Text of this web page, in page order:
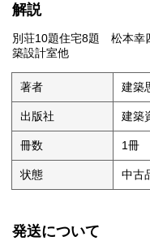
解説
別荘10題住宅8題 松本幸
築設計室他
著者 建築
出版社 建築
冊数 1冊
状態 中古
発送について